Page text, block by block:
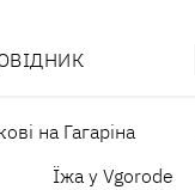
на Гагаріна
Їжа у Vgorode